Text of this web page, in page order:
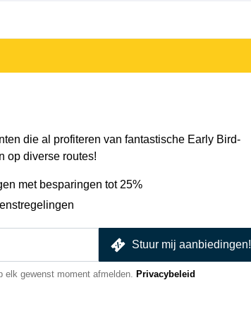
die al profiteren van fantastische Early Bird-
op diverse routes!
met besparingen tot 25%
Stuur mij aanbiedingen!
elk gewenst moment afmelden. Privacybeleid